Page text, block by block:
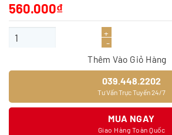
560.000₫
Sàn gỗ Binyl BN8633 (12mm) số lượng
Thêm Vào Giỏ Hàng
039.448.2202
Tư Vấn Trực Tuyến 24/7
MUA NGAY
Giao Hàng Toàn Quốc